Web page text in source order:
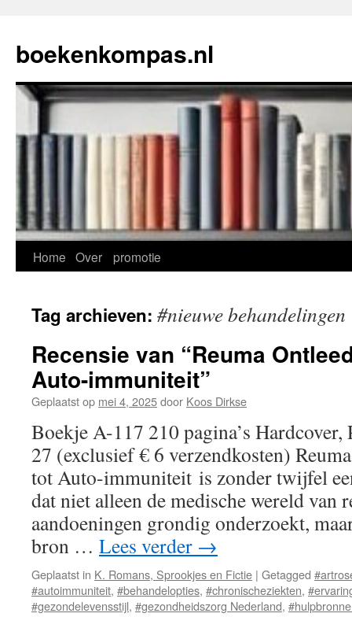
de
inhoud
boekenkompas.nl
Home Over promotie
Tag archieven: #nieuwe behandelingen
Recensie van “Reuma
Auto-immuniteit”
Geplaatst op mei 4, 2025door Koos Dirkse
Boekje A-117 210 pagina’s
27 (exclusief € 6 verzendkosten)
tot Auto-immuniteit is zonder twijfel
dat niet alleen de medische wereld van
aandoeningen grondig onderzoekt,
bron … Lees verder →
Geplaatst in K. Romans, Sprookjes en Fictie | Getagged
#autoimmuniteit, #behandelopties, #chronischeziekten,
#gezondelevensstijl, #gezondheidszorg Nederland,